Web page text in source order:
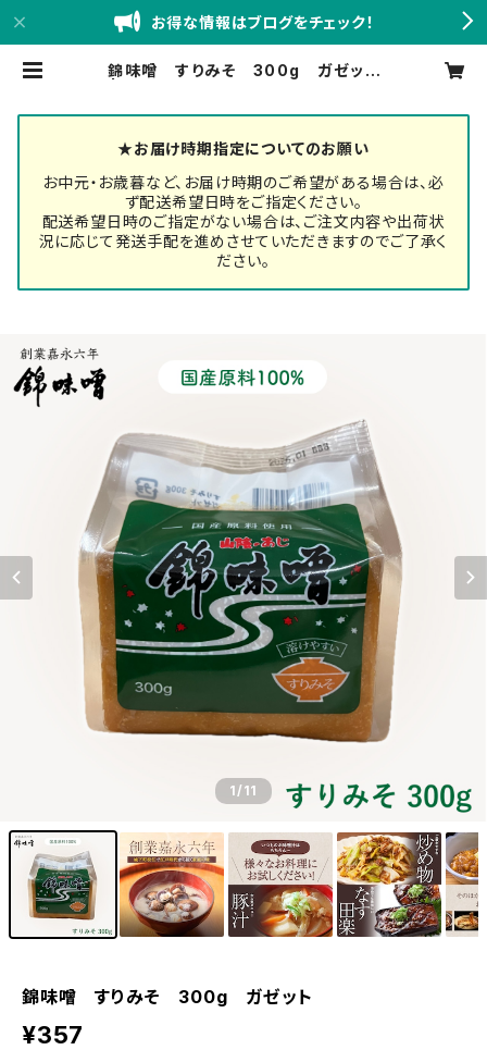
お得な情報はブログをチェック！
錦味噌 すりみそ 300g ガゼット
★お届け時期指定についてのお願い
お中元・お歳暮など、お届け時期のご希望がある場合は、必
ず配送希望日時をご指定ください。
配送希望日時のご指定がない場合は、ご注文内容や出荷状
況に応じて発送手配を進めさせていただきますのでご了承く
ださい。
1/11
錦味噌 すりみそ 300g ガゼット
¥357